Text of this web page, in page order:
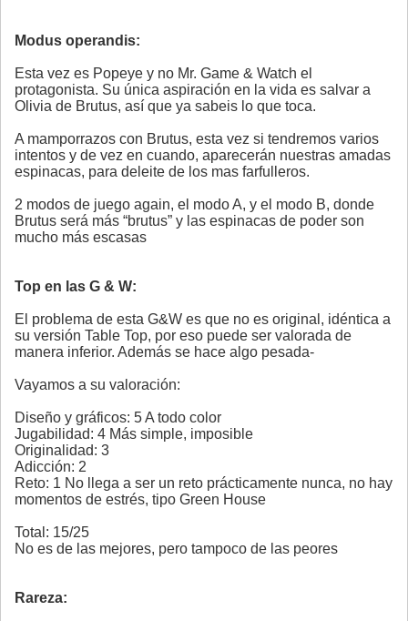
Modus operandis:
Esta vez es Popeye y no Mr. Game & Watch el
protagonista. Su única aspiración en la vida es salvar a
Olivia de Brutus, así que ya sabeis lo que toca.
A mamporrazos con Brutus, esta vez si tendremos varios
intentos y de vez en cuando, aparecerán nuestras amadas
espinacas, para deleite de los mas farfulleros.
2 modos de juego again, el modo A, y el modo B, donde
Brutus será más “brutus” y las espinacas de poder son
mucho más escasas
Top en las G & W:
El problema de esta G&W es que no es original, idéntica a
su versión Table Top, por eso puede ser valorada de
manera inferior. Además se hace algo pesada-
Vayamos a su valoración:
Diseño y gráficos: 5 A todo color
Jugabilidad: 4 Más simple, imposible
Originalidad: 3
Adicción: 2
Reto: 1 No llega a ser un reto prácticamente nunca, no hay
momentos de estrés, tipo Green House
Total: 15/25
No es de las mejores, pero tampoco de las peores
Rareza: